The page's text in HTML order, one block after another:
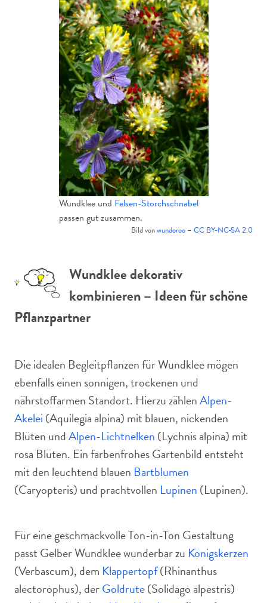
Wundklee und Felsen-Storchschnabel
passen gut zusammen.
Bild vonwundoroo – CC BY-NC-SA 2.0
Wundklee dekorativ
kombinieren – Ideen für schöne
Pflanzpartner
Die idealen Begleitpflanzen für Wundklee mögen
ebenfalls einen sonnigen, trockenen und
nährstoffarmen Standort. Hierzu zählenAlpen-
Akelei (Aquilegia alpina) mit blauen, nickenden
Blüten undAlpen-Lichtnelken (Lychnis alpina) mit
rosa Blüten. Ein farbenfrohes Gartenbild entsteht
mit den leuchtend blauen Bartblumen
(Caryopteris) und prachtvollen Lupinen (Lupinen).
Für eine geschmackvolle Ton-in-Ton Gestaltung
passt Gelber Wundklee wunderbar zu Königskerzen
(Verbascum), dem Klappertopf(Rhinanthus
alectorophus), derGoldrute(Solidago alpestris)